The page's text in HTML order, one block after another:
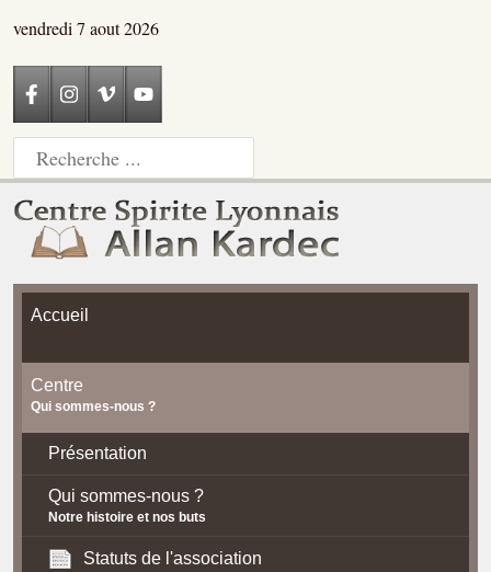
vendredi 7 aout 2026
Accueil
Centre
Qui sommes-nous ?
Présentation
Qui sommes-nous ?
Notre histoire et nos buts
Statuts de l'association